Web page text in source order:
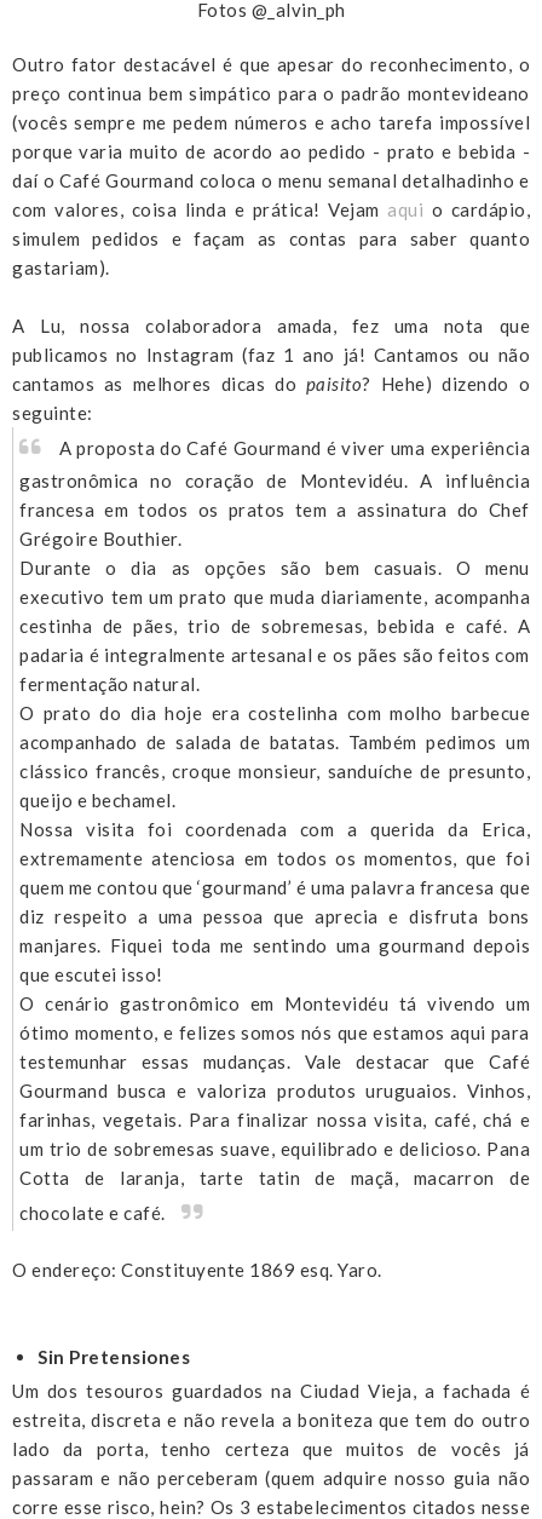
Fotos @_alvin_ph
Outro fator destacável é que apesar do reconhecimento, o
preço continua bem simpático para o padrão montevideano
(vocês sempre me pedem números e acho tarefa impossível
porque varia muito de acordo ao pedido - prato e bebida -
daí o Café Gourmand coloca o menu semanal detalhadinho e
com valores, coisa linda e prática! Vejam aqui o cardápio,
simulem pedidos e façam as contas para saber quanto
gastariam).
A Lu, nossa colaboradora amada, fez uma nota que
publicamos no Instagram (faz 1 ano já! Cantamos ou não
cantamos as melhores dicas do paisito? Hehe) dizendo o
seguinte:
A proposta do Café Gourmand é viver uma experiência
gastronômica no coração de Montevidéu. A influência
francesa em todos os pratos tem a assinatura do Chef
Grégoire Bouthier.
Durante o dia as opções são bem casuais. O menu
executivo tem um prato que muda diariamente, acompanha
cestinha de pães, trio de sobremesas, bebida e café. A
padaria é integralmente artesanal e os pães são feitos com
fermentação natural.
O prato do dia hoje era costelinha com molho barbecue
acompanhado de salada de batatas. Também pedimos um
clássico francês, croque monsieur, sanduíche de presunto,
queijo e bechamel.
Nossa visita foi coordenada com a querida da Erica,
extremamente atenciosa em todos os momentos, que foi
quem me contou que ‘gourmand’ é uma palavra francesa que
diz respeito a uma pessoa que aprecia e disfruta bons
manjares. Fiquei toda me sentindo uma gourmand depois
que escutei isso!
O cenário gastronômico em Montevidéu tá vivendo um
ótimo momento, e felizes somos nós que estamos aqui para
testemunhar essas mudanças. Vale destacar que Café
Gourmand busca e valoriza produtos uruguaios. Vinhos,
farinhas, vegetais. Para finalizar nossa visita, café, chá e
um trio de sobremesas suave, equilibrado e delicioso. Pana
Cotta de laranja, tarte tatin de maçã, macarron de
chocolate e café.
O endereço: Constituyente 1869 esq. Yaro.
Sin Pretensiones
Um dos tesouros guardados na Ciudad Vieja, a fachada é
estreita, discreta e não revela a boniteza que tem do outro
lado da porta, tenho certeza que muitos de vocês já
passaram e não perceberam (quem adquire nosso guia não
corre esse risco, hein? Os 3 estabelecimentos citados nesse